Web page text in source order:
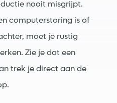
nooit misgrijpt.
computerstoring is of
moet je rustig
Zie je dat een
trek je direct aan de